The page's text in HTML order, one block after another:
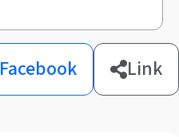
Facebook Link